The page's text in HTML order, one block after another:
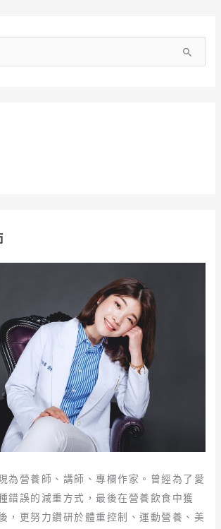
為營養師、講師、專欄作家。曾經為了愛
錯誤的減重方式，最後在營養飲食中獲
，更努力鑽研於體重控制、運動營養、美